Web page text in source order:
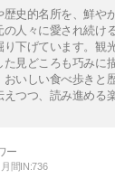
史的名所を、鮮や
人々に愛され続け
下げています。観
見どころも巧みに
いしい食べ歩きと
つつ、読み進める
月間IN:736